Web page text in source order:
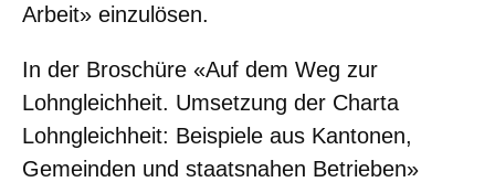
Arbeit» einzulösen.
In der Broschüre «Auf dem Weg zur
Lohngleichheit. Umsetzung der Charta
Lohngleichheit: Beispiele aus Kantonen,
Gemeinden und staatsnahen Betrieben»